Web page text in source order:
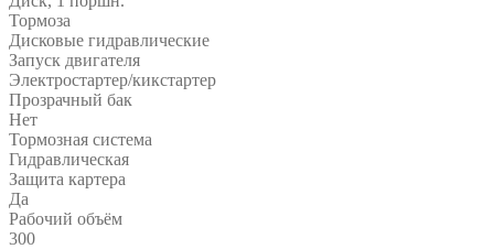
Тормоза
Дисковые гидравлические
Запуск двигателя
Электростартер/кикстартер
Прозрачный бак
Нет
Тормозная система
Гидравлическая
Защита картера
Да
Рабочий объём
300